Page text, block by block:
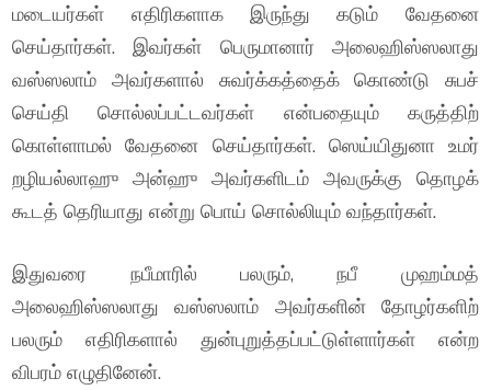
மடையர்கள் எதிரிகளாக இருந்து கடும் வேதனை
செய்தார்கள். இவர்கள் பெருமானார் அலைஹிஸ்ஸலாது
வஸ்ஸலாம் அவர்களால் சுவர்க்கத்தைக் கொண்டு சுபச்
செய்தி சொல்லப்பட்டவர்கள் என்பதையும் கருத்திற்
கொள்ளாமல் வேதனை செய்தார்கள். ஸெய்யிதுனா உமர்
றழியல்லாஹு அன்ஹு அவர்களிடம் அவருக்கு தொழக்
கூடத் தெரியாது என்று பொய் சொல்லியும் வந்தார்கள்.
இதுவரை நபீமாரில் பலரும், நபீ முஹம்மத்
அலைஹிஸ்ஸலாது வஸ்ஸலாம் அவர்களின் தோழர்களிற்
பலரும் எதிரிகளால் துன்புறுத்தப்பட்டுள்ளார்கள் என்ற
விபரம் எழுதினேன்.